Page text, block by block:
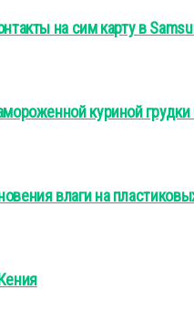
на сим карту в
куриной
влаги на